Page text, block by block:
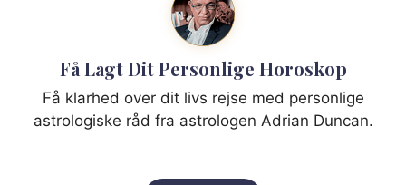
Få Lagt Dit Personlige Horoskop
Få klarhed over dit livs rejse med personlige
astrologiske råd fra astrologen Adrian Duncan.